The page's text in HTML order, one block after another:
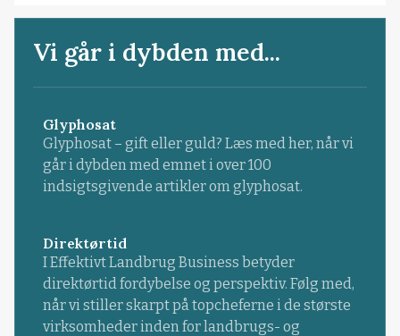
Vi går i dybden med...
Glyphosat
Glyphosat – gift eller guld? Læs med her, når vi
går i dybden med emnet i over 100
indsigtsgivende artikler om glyphosat.
Direktørtid
I Effektivt Landbrug Business betyder
direktørtid fordybelse og perspektiv. Følg med,
når vi stiller skarpt på topcheferne i de største
virksomheder inden for landbrugs- og